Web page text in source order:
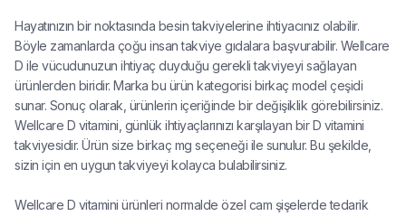
Hayatınızın bir noktasında besin takviyelerine ihtiyacınız olabilir.
Böyle zamanlarda çoğu insan takviye gıdalara başvurabilir. Wellcare
D ile vücudunuzun ihtiyaç duyduğu gerekli takviyeyi sağlayan
ürünlerden biridir. Marka bu ürün kategorisi birkaç model çeşidi
sunar. Sonuç olarak, ürünlerin içeriğinde bir değişiklik görebilirsiniz.
Wellcare D vitamini, günlük ihtiyaçlarınızı karşılayan bir D vitamini
takviyesidir. Ürün size birkaç mg seçeneği ile sunulur. Bu şekilde,
sizin için en uygun takviyeyi kolayca bulabilirsiniz.
Wellcare D vitamini ürünleri normalde özel cam şişelerde tedarik